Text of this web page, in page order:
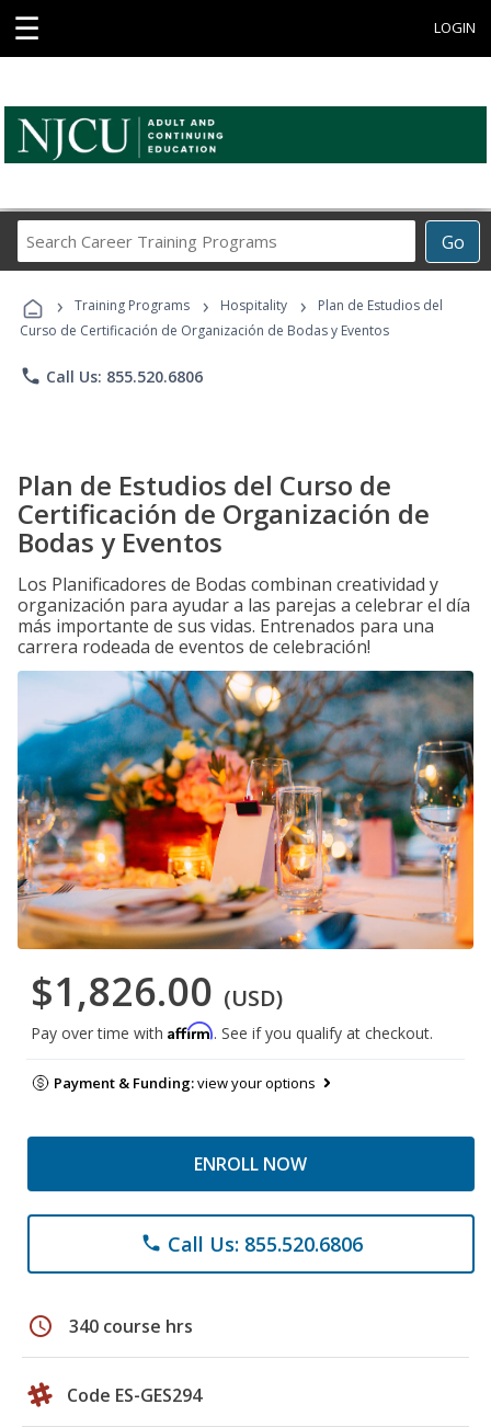
☰ LOGIN
Go
Career
Programs
› Training Programs › Hospitality ›
Plan de Estudios del
Curso de Certificación de Organización de Bodas y Eventos
phone Call Us: 855.520.6806
Plan de Estudios del Curso de
Certificación de Organización de
Bodas y Eventos
Los Planificadores de Bodas combinan creatividad y
organización para ayudar a las parejas a celebrar el día
más importante de sus vidas. Entrenados para una
carrera rodeada de eventos de celebración!
$1,826.00 (USD)
Pay over time with Affirm. See if you qualify at checkout.
Payment & Funding:view your options
ENROLL NOW
phone Call Us: 855.520.6806
schedule 340 course hrs
Code ES-GES294